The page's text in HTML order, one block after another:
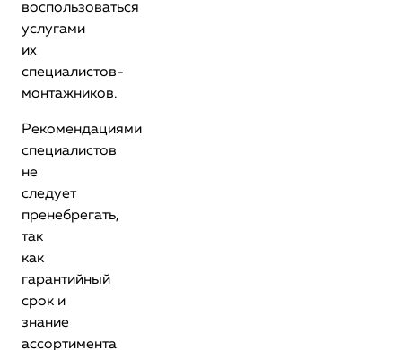
воспользоваться
услугами
их
специалистов-
монтажников.
Рекомендациями
специалистов
не
следует
пренебрегать,
так
как
гарантийный
срок и
знание
ассортимента